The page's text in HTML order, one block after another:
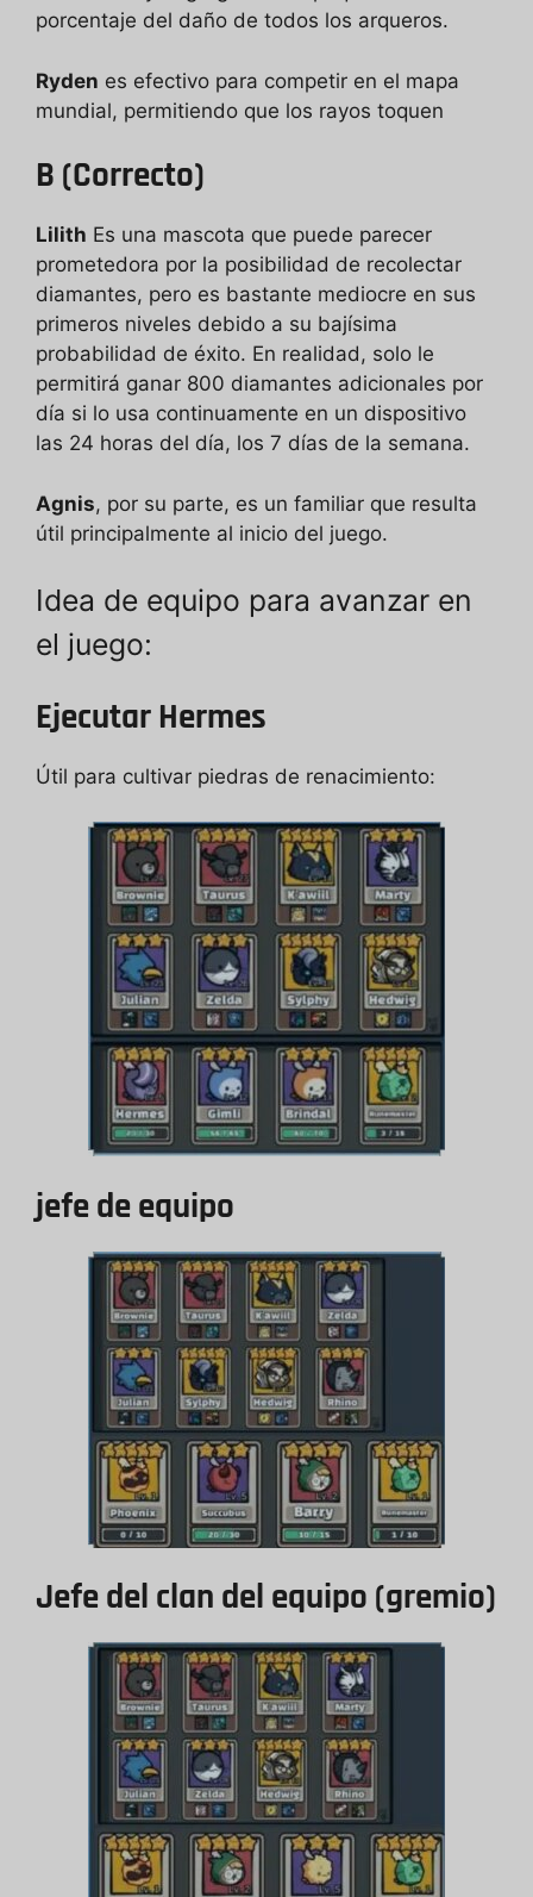
porcentaje del daño de todos los arqueros.
Ryden es efectivo para competir en el mapa
mundial, permitiendo que los rayos toquen
B (Correcto)
Lilith Es una mascota que puede parecer
prometedora por la posibilidad de recolectar
diamantes, pero es bastante mediocre en sus
primeros niveles debido a su bajísima
probabilidad de éxito. En realidad, solo le
permitirá ganar 800 diamantes adicionales por
día si lo usa continuamente en un dispositivo
las 24 horas del día, los 7 días de la semana.
Agnis, por su parte, es un familiar que resulta
útil principalmente al inicio del juego.
Idea de equipo para avanzar en
el juego:
Ejecutar Hermes
Útil para cultivar piedras de renacimiento:
jefe de equipo
Jefe del clan del equipo (gremio)